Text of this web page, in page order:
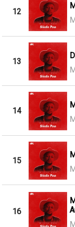
12
13
14
15
16